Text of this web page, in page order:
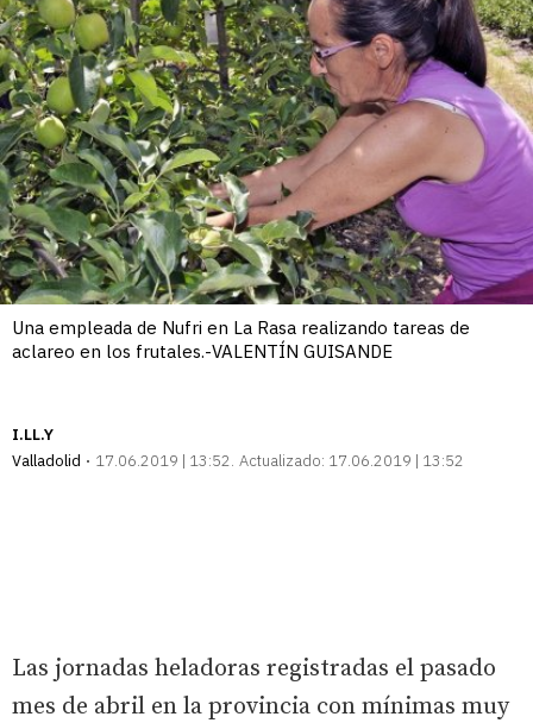
Una empleada de Nufri en La Rasa realizando tareas de
aclareo en los frutales.-VALENTÍN GUISANDE
I.LL.Y
Valladolid
17.06.2019 | 13:52 Actualizado: 17.06.2019 | 13:52
Las jornadas heladoras registradas el pasado
mes de abril en la provincia con mínimas muy